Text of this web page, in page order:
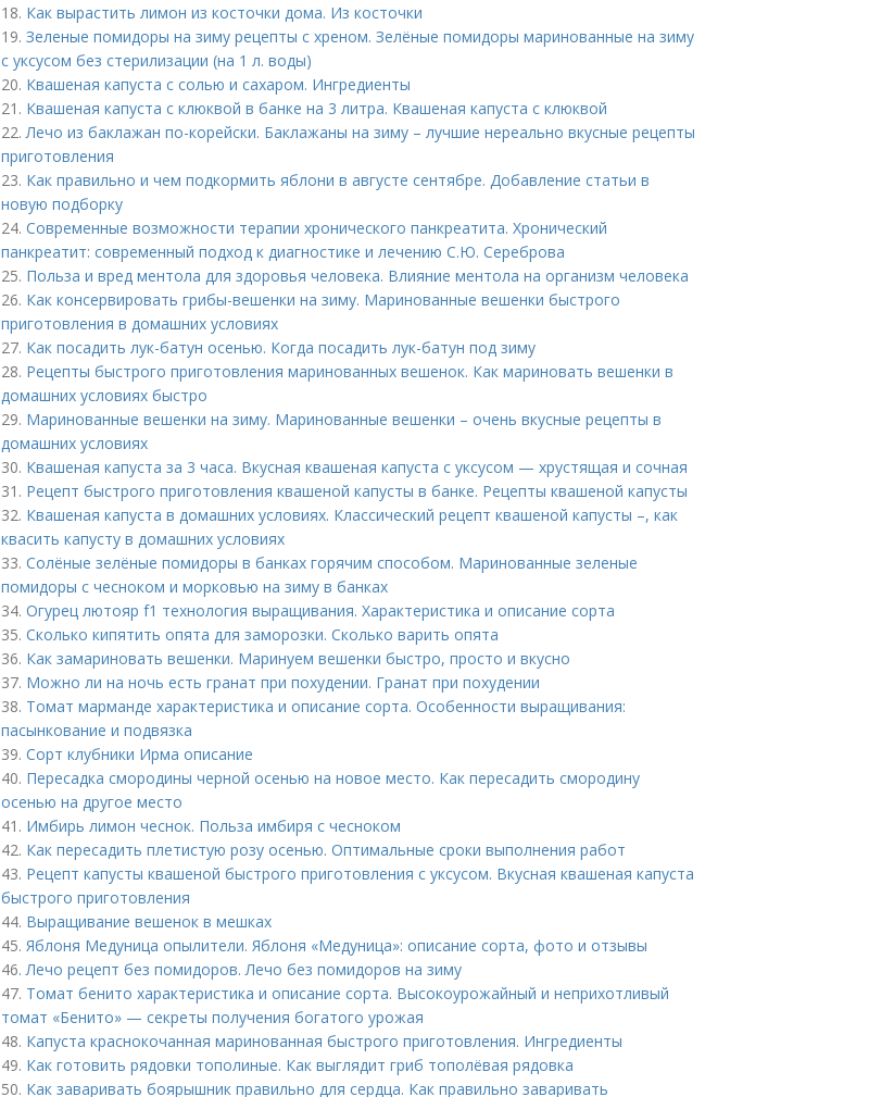
18. Как вырастить лимон из косточки дома. Из косточки
19. Зеленые помидоры на зиму рецепты с хреном. Зелёные помидоры маринованные на зиму
с уксусом без стерилизации (на 1 л. воды)
20. Квашеная капуста с солью и сахаром. Ингредиенты
21. Квашеная капуста с клюквой в банке на 3 литра. Квашеная капуста с клюквой
22.Лечо из баклажан по-корейски. Баклажаны на зиму – лучшие нереально вкусные рецепты
приготовления
23. Как правильно и чем подкормить яблони в августе сентябре. Добавление статьи в
новую подборку
24. Современные возможности терапии хронического панкреатита. Хронический
панкреатит: современный подход к диагностике и лечению С.Ю. Сереброва
25. Польза и вред ментола для здоровья человека. Влияние ментола на организм человека
26. Как консервировать грибы-вешенки на зиму. Маринованные вешенки быстрого
приготовления в домашних условиях
27. Как посадить лук-батун осенью. Когда посадить лук-батун под зиму
28. Рецепты быстрого приготовления маринованных вешенок. Как мариновать вешенки в
домашних условиях быстро
29. Маринованные вешенки на зиму. Маринованные вешенки – очень вкусные рецепты в
домашних условиях
30. Квашеная капуста за 3 часа. Вкусная квашеная капуста с уксусом — хрустящая и сочная
31. Рецепт быстрого приготовления квашеной капусты в банке. Рецепты квашеной капусты
32. Квашеная капуста в домашних условиях. Классический рецепт квашеной капусты –, как
квасить капусту в домашних условиях
33. Солёные зелёные помидоры в банках горячим способом. Маринованные зеленые
помидоры с чесноком и морковью на зиму в банках
34. Огурец лютояр f1 технология выращивания. Характеристика и описание сорта
35. Сколько кипятить опята для заморозки. Сколько варить опята
36. Как замариновать вешенки. Маринуем вешенки быстро, просто и вкусно
37. Можно ли на ночь есть гранат при похудении. Гранат при похудении
38. Томат марманде характеристика и описание сорта. Особенности выращивания:
пасынкование и подвязка
39. Сорт клубники Ирма описание
40. Пересадка смородины черной осенью на новое место. Как пересадить смородину
осенью на другое место
41. Имбирь лимон чеснок. Польза имбиря с чесноком
42. Как пересадить плетистую розу осенью. Оптимальные сроки выполнения работ
43. Рецепт капусты квашеной быстрого приготовления с уксусом. Вкусная квашеная капуста
быстрого приготовления
44. Выращивание вешенок в мешках
45. Яблоня Медуница опылители. Яблоня «Медуница»: описание сорта, фото и отзывы
46.Лечо рецепт без помидоров. Лечо без помидоров на зиму
47. Томат бенито характеристика и описание сорта. Высокоурожайный и неприхотливый
томат «Бенито» — секреты получения богатого урожая
48. Капуста краснокочанная маринованная быстрого приготовления. Ингредиенты
49. Как готовить рядовки тополиные. Как выглядит гриб тополёвая рядовка
50. Как заваривать боярышник правильно для сердца. Как правильно заваривать